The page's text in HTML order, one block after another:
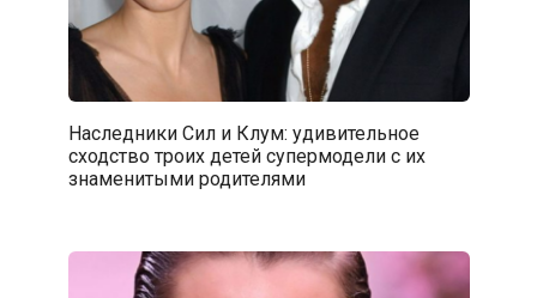
Наследники Сил и Клум: удивительное
сходство троих детей супермодели с их
знаменитыми родителями